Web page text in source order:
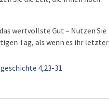
wertvollste Gut – Nutzen Sie
Tag, als wenn es ihr letzter
4,23-31